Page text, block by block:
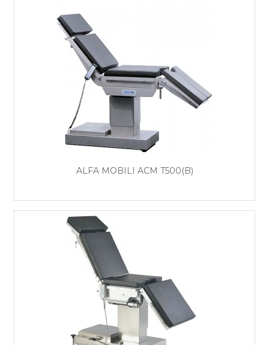
ALFA MOBILI ACM T500(B)